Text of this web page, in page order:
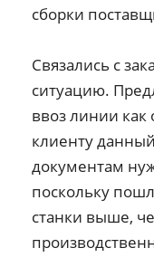
сборки
Связались с
ситуацию.
ввоз линии как
клиенту
документам
поскольку
станки выше,